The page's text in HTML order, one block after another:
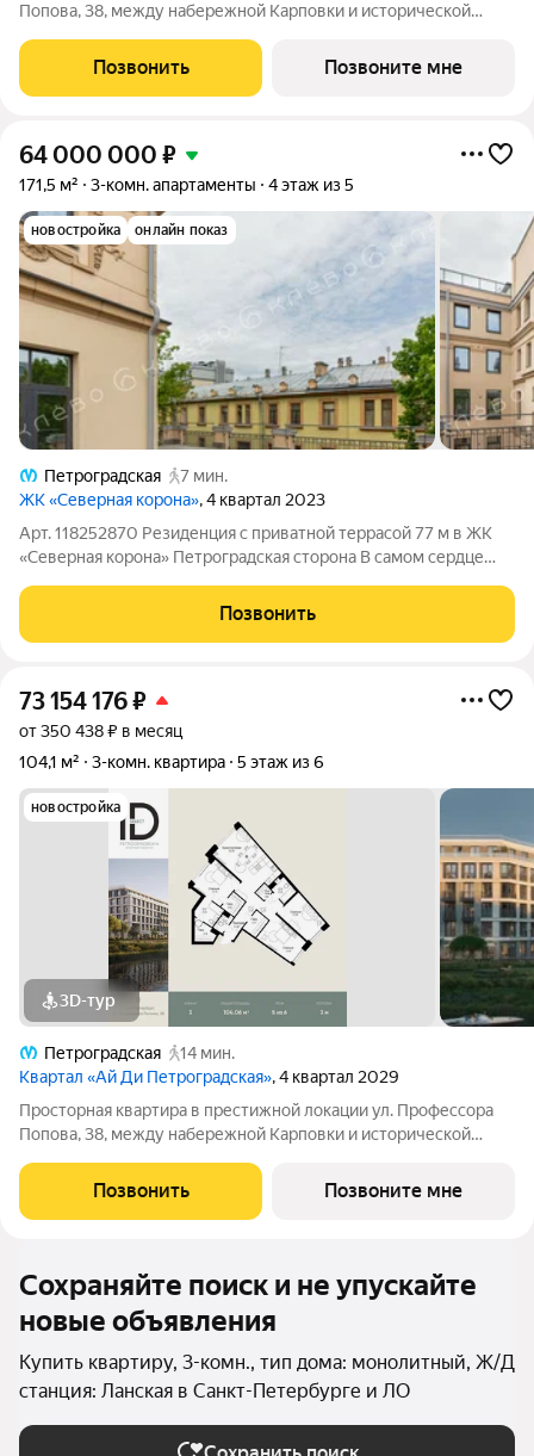
Попова, 38, между набережной Карповки и исторической
виды на Иоанновский монастырь и реку Карповку. В пешей
доступности метро
Позвонить Позвоните мне
64 000 000 ₽
171,5 м² 3-комн. апартаменты 4 этаж из 5
новостройка онлайн показ
Петроградская
7 мин.
ЖК «Северная корона», 4 квартал 2023
Арт. 118252870 Резиденция с приватной террасой 77 м в ЖК
«Северная корона» Петроградская сторона В самом сердце
отреставрированного исторического особняка, представлена
резиденция, в которой архитектурное
Позвонить
73 154 176₽
от 350 438 ₽ в месяц
104,1 м²
3-комн. квартира 5 этаж из 6
новостройка
3D-тур
Петроградская
14 мин.
Квартал «Ай Ди Петроградская», 4 квартал 2029
Просторная квартира в престижной локации ул. Профессора
Попова, 38, между набережной Карповки и исторической
виды на Иоанновский монастырь и реку Карповку. В пешей
доступности метро
Позвонить Позвоните мне
Сохраняйте поиск и не упускайте
новые объявления
Купить квартиру, 3-комн., тип дома: монолитный, Ж/Д
станция: Ланская в Санкт-Петербурге и ЛО